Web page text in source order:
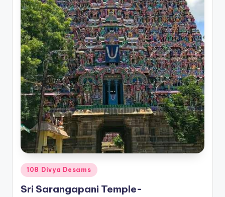
Posted
in
108 Divya Desams
Sri Sarangapani Temple-